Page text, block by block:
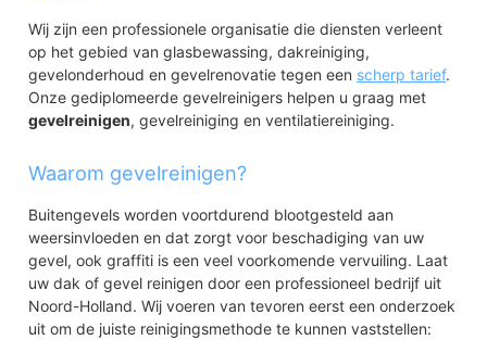
Velsen-Zuid en Driehuis
Velsen-Dorp
Velserbeek
Velsen-Oost
Kapelbuurt
Driehuis-Dorp
Wij zijn een professionele organisatie die diensten verleent
op het gebied van glasbewassing, dakreiniging,
gevelonderhoud en gevelrenovatie tegen een scherp tarief.
Onze gediplomeerde gevelreinigers helpen u graag met
gevelreinigen, gevelreiniging en ventilatiereiniging.
Waarom gevelreinigen?
Buitengevels worden voortdurend blootgesteld aan
weersinvloeden en dat zorgt voor beschadiging van uw
gevel, ook graffiti is een veel voorkomende vervuiling. Laat
uw dak of gevel reinigen door een professioneel bedrijf uit
Noord-Holland. Wij voeren van tevoren eerst een onderzoek
uit om de juiste reinigingsmethode te kunnen vaststellen: